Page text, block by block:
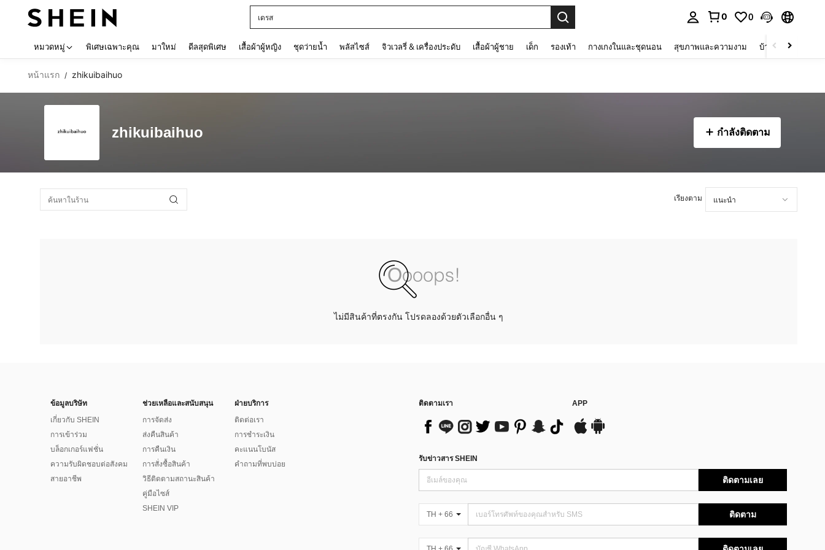
เดรส
0 0
หมวดหมู่ พิเศษเฉพาะคุณ มาใหม่ ดีลสุดพิเศษ เสื้อผ้าผู้หญิง ชุดว่ายน้ำ พลัสไซส์ จิวเวลรี่ & เครื่องประดับ เสื้อผ้าผู้ชาย เด็ก รองเท้า กางเกงในและชุดนอน สุขภาพและความงาม บ้านและที่อยู่อาศัย
หน้าแรก / zhikuibaihuo
zhikuibaihuo กำลังติดตาม
เรียงตาม
ไม่มีสินค้าที่ตรงกัน โปรดลองด้วยตัวเลือกอื่น ๆ
ข้อมูลบริษัท
เกี่ยวกับ SHEIN
การเข้าร่วม
บล็อกเกอร์แฟชั่น
ความรับผิดชอบต่อสังคม
สายอาชีพ
ช่วยเหลือและสนับสนุน
การจัดส่ง
ส่งคืนสินค้า
การคืนเงิน
การสั่งซื้อสินค้า
วิธีติดตามสถานะสินค้า
คู่มือไซส์
SHEIN VIP
ฝ่ายบริการ
ติดต่อเรา
การชำระเงิน
คะแนนโบนัส
คำถามที่พบบ่อย
ติดตามเรา APP
รับข่าวสาร SHEIN
ติดตามเลย
TH + 66 ติดตาม